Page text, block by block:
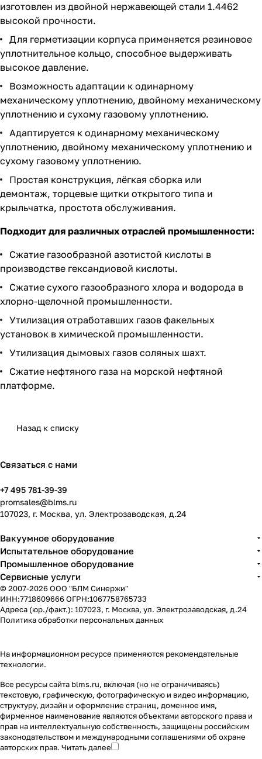
изготовлен из двойной нержавеющей стали 1.4462
высокой прочности.
Для герметизации корпуса применяется резиновое
уплотнительное кольцо, способное выдерживать
высокое давление.
Возможность адаптации к одинарному
механическому уплотнению, двойному механическому
уплотнению и сухому газовому уплотнению.
Адаптируется к одинарному механическому
уплотнению, двойному механическому уплотнению и
сухому газовому уплотнению.
Простая конструкция, лёгкая сборка или
демонтаж, торцевые щитки открытого типа и
крыльчатка, простота обслуживания.
Подходит для различных отраслей промышленности:
Сжатие газообразной азотистой кислоты в
производстве гександиовой кислоты.
Сжатие сухого газообразного хлора и водорода в
хлорно-щелочной промышленности.
Утилизация отработавших газов факельных
установок в химической промышленности.
Утилизация дымовых газов соляных шахт.
Сжатие нефтяного газа на морской нефтяной
платформе.
Назад к списку
Связаться с нами
+7 495 781-39-39
promsales@blms.ru
107023, г. Москва, ул. Электрозаводская, д.24
Вакуумное оборудование
Испытательное оборудование
Промышленное оборудование
Сервисные услуги
© 2007-2026 ООО "БЛМ Синержи"
ИНН:7718609666 ОГРН:1067758765733
Адреса (юр./факт.): 107023, г. Москва, ул. Электрозаводская, д.24
Политика обработки персональных данных
На информационном ресурсе применяются рекомендательные
технологии.
Все ресурсы сайта blms.ru, включая (но не ограничиваясь)
текстовую, графическую, фотографическую и видео информацию,
структуру, дизайн и оформление страниц, доменное имя,
фирменное наименование являются объектами авторского права и
прав на интеллектуальную собственность, защищены российским
законодательством и международными соглашениями об охране
авторских прав. Читать далее